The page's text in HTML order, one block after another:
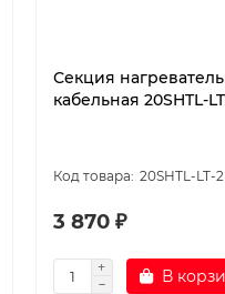
Секция
кабельная 20SHTL-
20SHTL-LT-2
3 870 ₽
В